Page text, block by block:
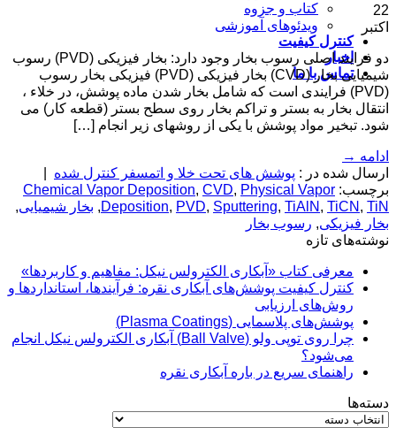
کتاب و جزوه
ویدئوهای آموزشی
کنترل کیفیت
اخبار
تماس با ما
22
اکتبر
دو فرایند اصلی رسوب بخار وجود دارد: بخار فیزیکی (PVD) رسوب
شیمیایی بخار (CVD) بخار فیزیکی (PVD) فیزیکی بخار رسوب
(PVD) فرایندی است که شامل بخار شدن ماده پوشش، در خلاء ،
انتقال بخار به بستر و تراکم بخار روی سطح بستر (قطعه کار) می
شود. تبخیر مواد پوشش با یکی از روشهای زیر انجام […]
ادامه →
ارسال شده در : پوشش های تحت خلا و اتمسفر کنترل شده
برچسب:
Chemical Vapor Deposition, CVD, Physical Vapor
Deposition, PVD, Sputtering, TiAlN , TiCN , TiN
, بخار شیمیایی,
بخار فیزیکی, رسوب بخار
نوشته‌های تازه
معرفی کتاب «آبکاری الکترولس نیکل: مفاهیم و کاربردها»
کنترل کیفیت پوشش‌های آبکاری نقره: فرآیندها، استانداردها و
روش‌های ارزیابی
پوشش‌های پلاسمایی (Plasma Coatings)
چرا روی توپی‌ ولو (Ball Valve) آبکاری الکترولس نیکل انجام
می‌شود؟
راهنمای سریع در باره آبکاری نقره
دسته‌ها
دسته‌ها